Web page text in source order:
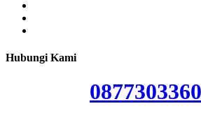
Hubungi Kami